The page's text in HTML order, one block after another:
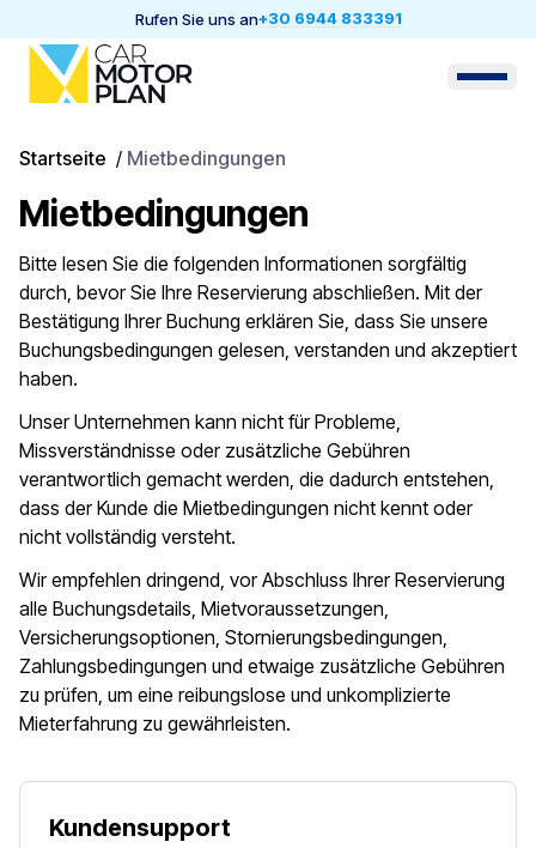
Rufen Sie uns an+30 6944 833391
Startseite / Mietbedingungen
Mietbedingungen
Bitte lesen Sie die folgenden Informationen sorgfältig
durch, bevor Sie Ihre Reservierung abschließen. Mit der
Bestätigung Ihrer Buchung erklären Sie, dass Sie unsere
Buchungsbedingungen gelesen, verstanden und akzeptiert
haben.
Unser Unternehmen kann nicht für Probleme,
Missverständnisse oder zusätzliche Gebühren
verantwortlich gemacht werden, die dadurch entstehen,
dass der Kunde die Mietbedingungen nicht kennt oder
nicht vollständig versteht.
Wir empfehlen dringend, vor Abschluss Ihrer Reservierung
alle Buchungsdetails, Mietvoraussetzungen,
Versicherungsoptionen, Stornierungsbedingungen,
Zahlungsbedingungen und etwaige zusätzliche Gebühren
zu prüfen, um eine reibungslose und unkomplizierte
Mieterfahrung zu gewährleisten.
Kundensupport